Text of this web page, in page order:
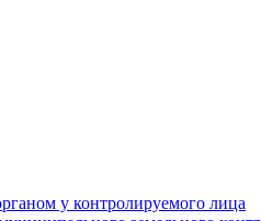
у контролируемого лица